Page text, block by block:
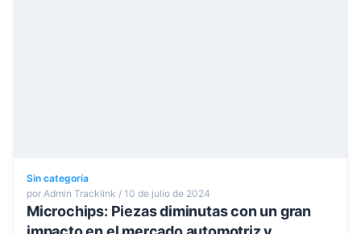
Sin categoría
por Admin Tracklink / 10 de julio de 2024
Microchips: Piezas diminutas con un gran